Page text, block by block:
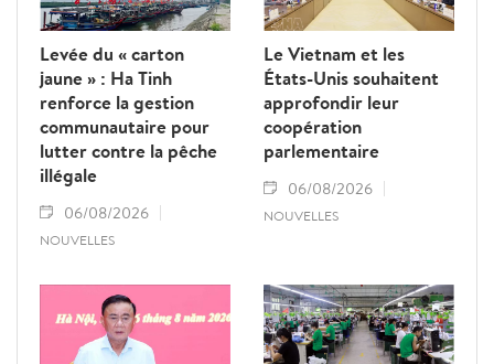
Levée du « carton
jaune » : Ha Tinh
renforce la gestion
communautaire pour
lutter contre la pêche
illégale
06/08/2026
NOUVELLES
Le Vietnam et les
États-Unis souhaitent
approfondir leur
coopération
parlementaire
06/08/2026
NOUVELLES